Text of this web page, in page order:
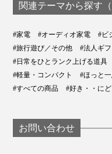
関連テーマから探す（
#家電 #オーディオ家電 #ビ
#旅行遊び／その他
#法人ギ
#日常をひとランク上げる道具
#軽量・コンパクト
#ほっと
#すべての商品
#好き・・にど
お問い合わせ